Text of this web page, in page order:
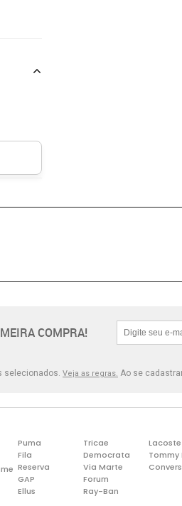
COMPRA!
selecionados. Veja as regras. Ao se
Puma
Fila
Reserva
GAP
Ellus
Tricae
Democrata
Via Marte
Forum
Ray-Ban
Lacoste
Tommy